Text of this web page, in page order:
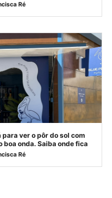
Ré
ver o pôr do sol com
onda. Saiba onde fica
Ré